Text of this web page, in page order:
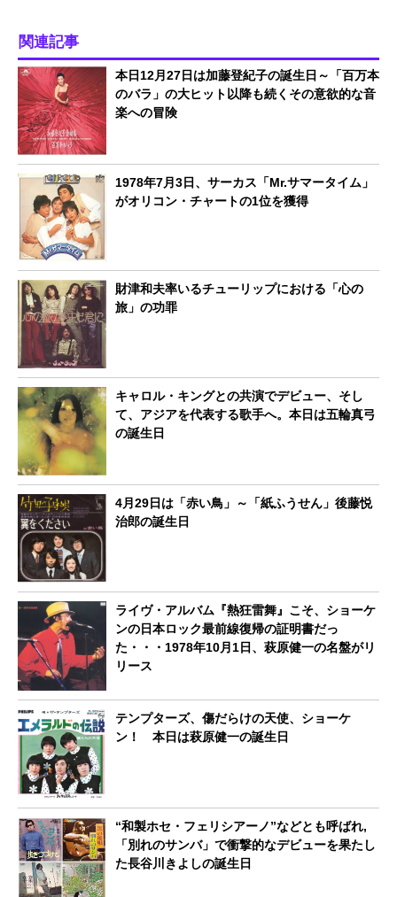
関連記事
本日12月27日は加藤登紀子の誕生日～「百万本
のバラ」の大ヒット以降も続くその意欲的な音
楽への冒険
1978年7月3日、サーカス「Mr.サマータイム」
がオリコン・チャートの1位を獲得
財津和夫率いるチューリップにおける「心の
旅」の功罪
キャロル・キングとの共演でデビュー、そし
て、アジアを代表する歌手へ。本日は五輪真弓
の誕生日
4月29日は「赤い鳥」～「紙ふうせん」後藤悦
治郎の誕生日
ライヴ・アルバム『熱狂雷舞』こそ、ショーケ
ンの日本ロック最前線復帰の証明書だっ
た・・・1978年10月1日、萩原健一の名盤がリ
リース
テンプターズ、傷だらけの天使、ショーケ
ン！ 本日は萩原健一の誕生日
“和製ホセ・フェリシアーノ”などとも呼ばれ,
「別れのサンバ」で衝撃的なデビューを果たし
た長谷川きよしの誕生日